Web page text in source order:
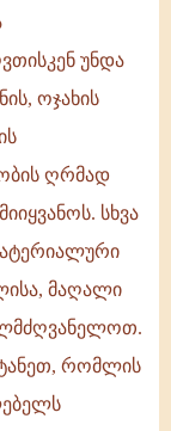
უნდა
ოჯახის
ღრმად
სხვა
მაღალი
რომლის